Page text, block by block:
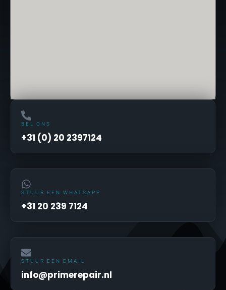
BEL ONS
+31 (0) 20 2397124
STUUR EEN WHATSAPP
+31 20 239 7124
STUUR EEN EMAIL
info@primerepair.nl